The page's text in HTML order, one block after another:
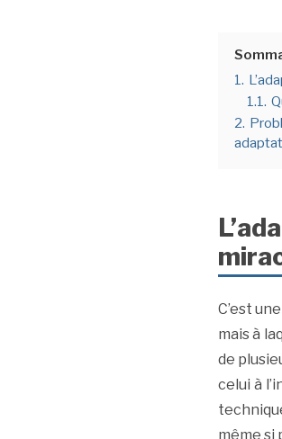
1.
1.1.
2.
C’est
mais à
de
celui à
même si